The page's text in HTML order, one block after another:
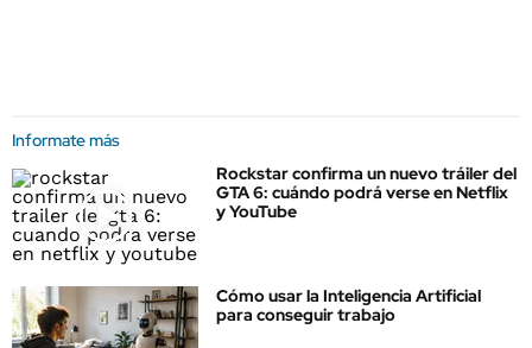
Informate más
Rockstar confirma un nuevo tráiler del
GTA 6: cuándo podrá verse en Netflix
y YouTube
Cómo usar la Inteligencia Artificial
para conseguir trabajo